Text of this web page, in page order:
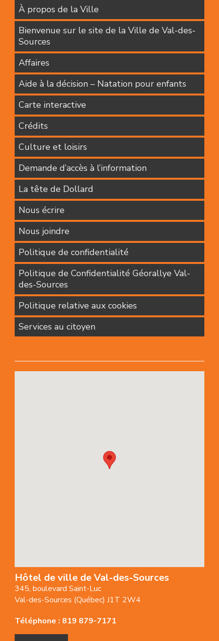
À propos de la Ville
Bienvenue sur le site de la Ville de Val-des-
Sources
Affaires
Aide à la décision – Natation pour enfants
Carte interactive
Crédits
Culture et loisirs
Demande d’accès à l’information
La tête de Dollard
Nous écrire
Nous joindre
Politique de confidentialité
Politique de Confidentialité Géorallye Val-
des-Sources
Politique relative aux cookies
Services au citoyen
Hôtel de ville de Val-des-Sources
345, boulevard Saint-Luc
Val-des-Sources (Québec) J1T 2W4
Téléphone : 819 879-7171